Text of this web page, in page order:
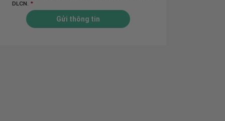
DLCN. *
Gửi thông tin